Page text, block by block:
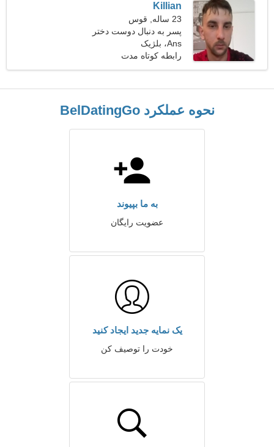
Killian
23 ساله, قوس
پسر به دنبال دوست دختر
است
Ans، بلژیک
رابطه کوتاه مدت
نحوه عملکرد BelDatingGo
به ما بپیوند
عضویت رایگان
یک نمایه جدید ایجاد کنید
خودت را توصیف کن